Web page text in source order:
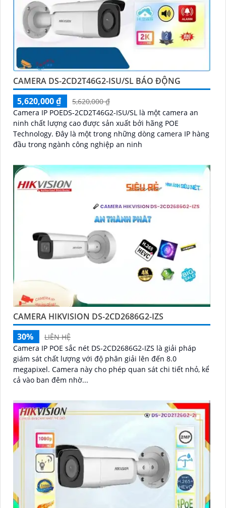
CAMERA DS-2CD2T46G2-ISU/SL BÁO ĐỘNG
5,620,000 ₫
5,620,000 ₫
Camera IP POEDS-2CD2T46G2-ISU/SL là một camera an
ninh chất lượng cao được sản xuất bởi hãng POE
Technology. Đây là một trong những dòng camera IP hàng
đầu trong ngành công nghiệp an ninh
CAMERA HIKVISION DS-2CD2686G2-IZS
30%
LIÊN HỆ
Camera IP POE sắc nét DS-2CD2686G2-IZS là giải pháp
giám sát chất lượng với độ phân giải lên đến 8.0
megapixel. Camera này cho phép quan sát chi tiết nhỏ, kể
cả vào ban đêm nhờ...